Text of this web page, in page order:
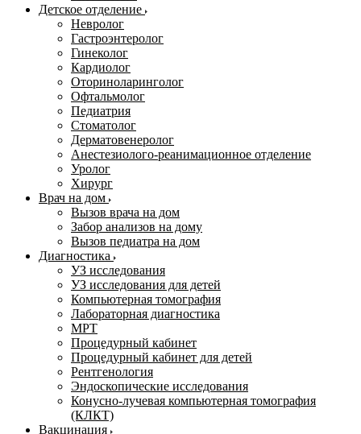
Детское отделение
Невролог
Гастроэнтеролог
Гинеколог
Кардиолог
Оториноларинголог
Офтальмолог
Педиатрия
Стоматолог
Дерматовенеролог
Анестезиолого-реанимационное отделение
Уролог
Хирург
Врач на дом
Вызов врача на дом
Забор анализов на дому
Вызов педиатра на дом
Диагностика
УЗ исследования
УЗ исследования для детей
Компьютерная томография
Лабораторная диагностика
МРТ
Процедурный кабинет
Процедурный кабинет для детей
Рентгенология
Эндоскопические исследования
Конусно-лучевая компьютерная томография
(КЛКТ)
Вакцинация